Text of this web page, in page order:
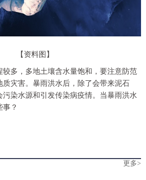
【资料图】
较多，多地土壤含水量饱和，要注意防范
质灾害。暴雨洪水后，除了会带来泥石
染水源和引发传染病疫情。当暴雨洪水
？
更多>